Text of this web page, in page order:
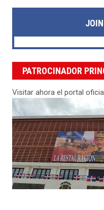
PATROCINADOR
Visitar ahora el portal